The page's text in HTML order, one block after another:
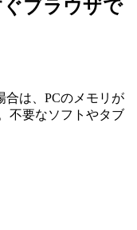
ブラウザで
合は、PCのメモリが
不要なソフトやタブ